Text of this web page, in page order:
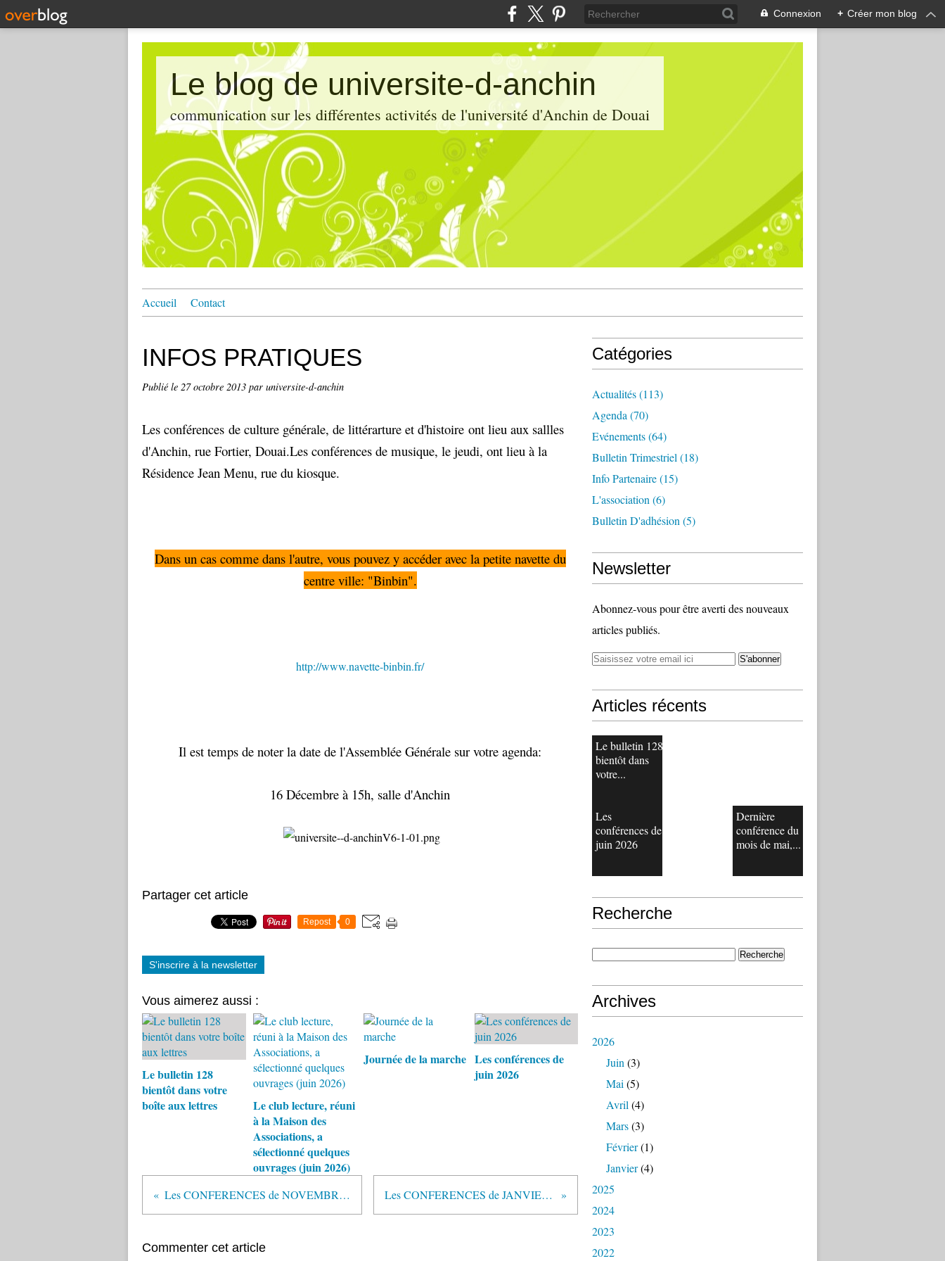
Connexion + Créer mon blog
Le blog de universite-d-anchin
communication sur les différentes activités de l'université d'Anchin de Douai
Accueil Contact
INFOS PRATIQUES
Publié le 27 octobre 2013 par universite-d-anchin
Les conférences de culture générale, de littérarture et d'histoire ont lieu aux sallles
d'Anchin, rue Fortier, Douai.Les conférences de musique, le jeudi, ont lieu à la
Résidence Jean Menu, rue du kiosque.
Dans un cas comme dans l'autre, vous pouvez y accéder avec la petite navette du
centre ville: "Binbin".
http://www.navette-binbin.fr/
Il est temps de noter la date de l'Assemblée Générale sur votre agenda:
16 Décembre à 15h, salle d'Anchin
Partager cet article
Repost 0
S'inscrire à la newsletter
Vous aimerez aussi :
Le bulletin 128
bientôt dans votre
boîte aux lettres
Le club lecture, réuni
à la Maison des
Associations, a
sélectionné quelques
ouvrages (juin 2026)
Journée de la marche Les conférences de
juin 2026
Les CONFERENCES de NOVEMBRE 2013 Les CONFERENCES de JANVIER 2014
Commenter cet article
Catégories
Actualités(113)
Agenda (70)
Evénements(64)
Bulletin Trimestriel (18)
Info Partenaire(15)
L'association (6)
Bulletin D'adhésion (5)
Newsletter
Abonnez-vous pour être averti des nouveaux
articles publiés.
Articles récents
Le bulletin 128
bientôt dans
votre...
Les
conférences de
juin 2026
Dernière
conférence du
mois de mai,...
Recherche
Archives
2026
Juin (3)
Mai (5)
Avril (4)
Mars(3)
Février(1)
Janvier(4)
2025
2024
2023
2022